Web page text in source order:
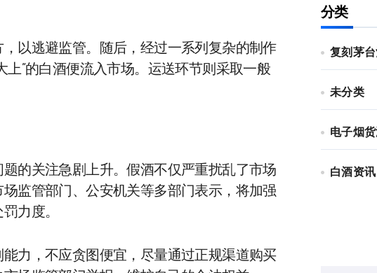
以逃避监管。随后，经过一系列复杂的制作
”的白酒便流入市场。运送环节则采取一般
的关注急剧上升。假酒不仅严重扰乱了市场
监管部门、公安机关等多部门表示，将加强
力度。
力，不应贪图便宜，尽量通过正规渠道购买
分类
复刻茅
未分类
电子烟
白酒资讯